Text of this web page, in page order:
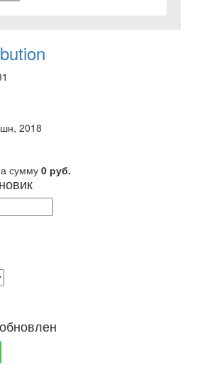
2018
сумму 0 руб.